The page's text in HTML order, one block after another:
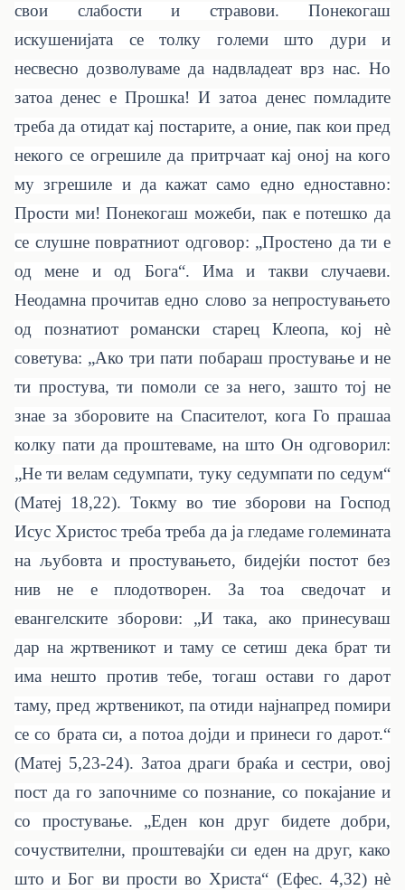
свои слабости и стравови. Понекогаш
искушенијата се толку големи што дури и
несвесно дозволуваме да надвладеат врз нас. Но
затоа денес е Прошка! И затоа денес помладите
треба да отидат кај постарите, а оние, пак кои пред
некого се огрешиле да притрчаат кај оној на кого
му згрешиле и да кажат само едно едноставно:
Прости ми! Понекогаш можеби, пак е потешко да
се слушне повратниот одговор: „Простено да ти е
од мене и од Бога“. Има и такви случаеви.
Неодамна прочитав едно слово за непростувањето
од познатиот романски старец Клеопа, кој нè
советува: „Ако три пати побараш простување и не
ти простува, ти помоли се за него, зашто тој не
знае за зборовите на Спасителот, кога Го прашаа
колку пати да проштеваме, на што Он одговорил:
„Не ти велам седумпати, туку седумпати по седум“
(Матеј 18,22). Токму во тие зборови на Господ
Исус Христос треба треба да ја гледаме големината
на љубовта и простувањето, бидејќи постот без
нив не е плодотворен. За тоа сведочат и
евангелските зборови: „И така, ако принесуваш
дар на жртвеникот и таму се сетиш дека брат ти
има нешто против тебе, тогаш остави го дарот
таму, пред жртвеникот, па отиди најнапред помири
се со брата си, а потоа дојди и принеси го дарот.“
(Матеј 5,23-24). Затоа драги браќа и сестри, овој
пост да го започниме со познание, со покајание и
со простување. „Еден кон друг бидете добри,
сочуствителни, проштевајќи си еден на друг, како
што и Бог ви прости во Христа“ (Ефес. 4,32)нè